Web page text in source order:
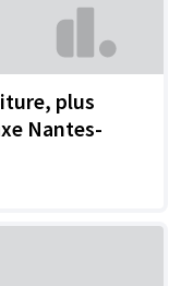
plus
Nantes-